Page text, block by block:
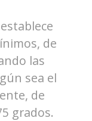
de
las
sea el
de
grados.